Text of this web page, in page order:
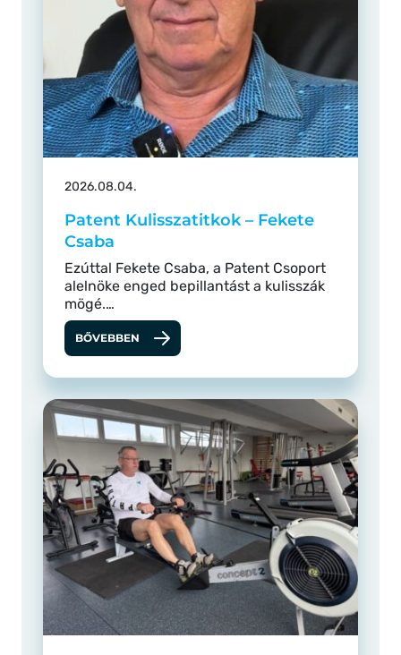
2026.08.04.
Patent Kulisszatitkok – Fekete
Csaba
Ezúttal Fekete Csaba, a Patent Csoport
alelnöke enged bepillantást a kulisszák
mögé.…
BŐVEBBEN